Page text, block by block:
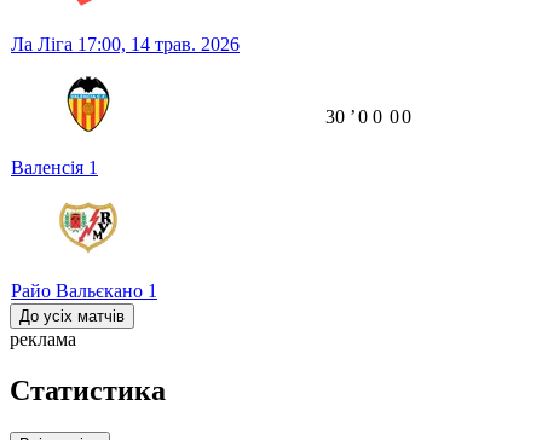
Ла Ліга 17:00, 14 трав. 2026
Валенсія 1
Райо Вальєкано 1
30 ʼ0 0 00
До усіх матчів
реклама
Статистика